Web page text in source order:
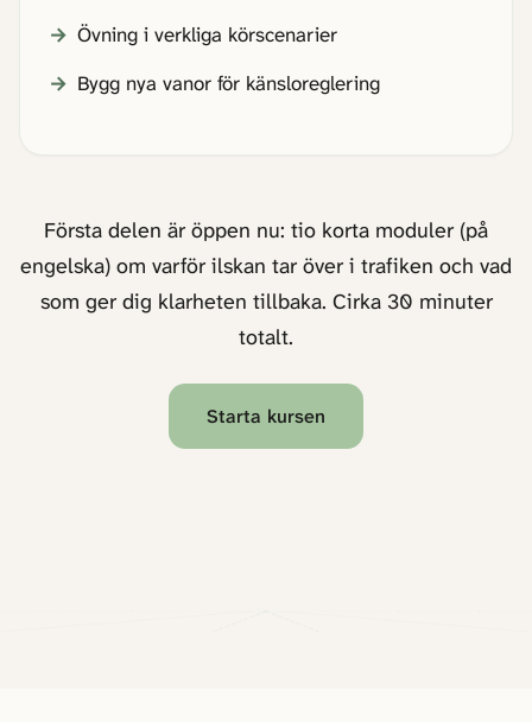
Övning i verkliga körscenarier
Bygg nya vanor för känsloreglering
Första delen är öppen nu: tio korta moduler (på
engelska) om varför ilskan tar över i trafiken och vad
som ger dig klarheten tillbaka. Cirka 30 minuter
totalt.
Starta kursen